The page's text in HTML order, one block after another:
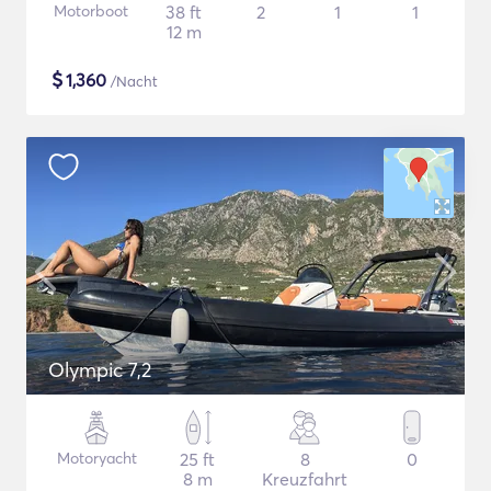
Motorboot
38 ft
12 m
2 1 1
$1,360 /Nacht
Olympic 7,2
Motoryacht
25 ft
8 m
8
Kreuzfahrt
0